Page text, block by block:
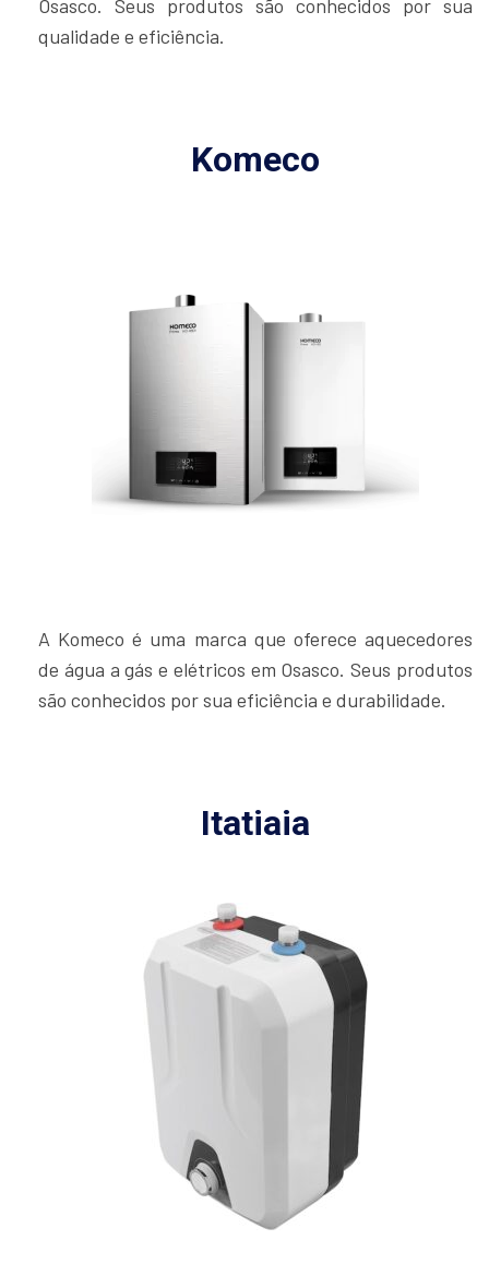
Osasco. Seus produtos são conhecidos por sua
qualidade e eficiência.
Komeco
A Komeco é uma marca que oferece aquecedores
de água a gás e elétricos em Osasco. Seus produtos
são conhecidos por sua eficiência e durabilidade.
Itatiaia